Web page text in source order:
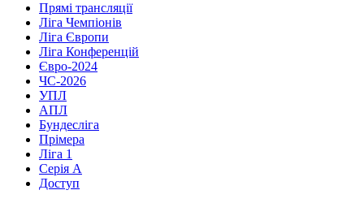
Прямі трансляції
Ліга Чемпіонів
Ліга Європи
Ліга Конференцій
Євро-2024
ЧС-2026
УПЛ
АПЛ
Бундесліга
Прімера
Ліга 1
Серія А
Доступ